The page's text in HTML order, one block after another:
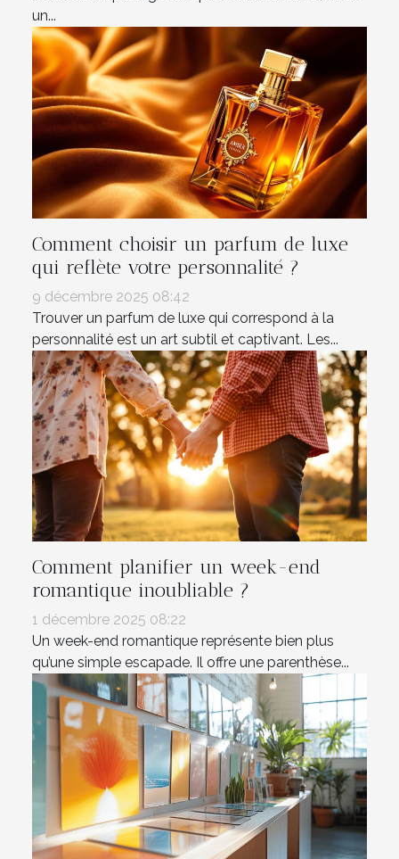
un...
Comment choisir un parfum de luxe
qui reflète votre personnalité ?
9 décembre 2025 08:42
Trouver un parfum de luxe qui correspond à la
personnalité est un art subtil et captivant. Les...
Comment planifier un week-end
romantique inoubliable ?
1 décembre 2025 08:22
Un week-end romantique représente bien plus
qu’une simple escapade. Il offre une parenthèse...